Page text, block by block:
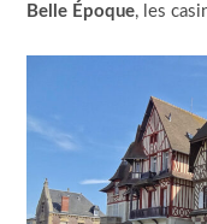
Belle Époque, les